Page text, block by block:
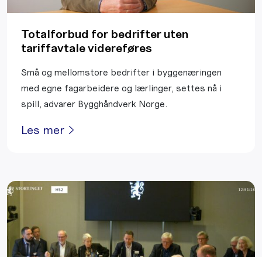
Totalforbud for bedrifter uten
tariffavtale videreføres
Små og mellomstore bedrifter i byggenæringen
med egne fagarbeidere og lærlinger, settes nå i
spill, advarer Bygghåndverk Norge.
Les mer